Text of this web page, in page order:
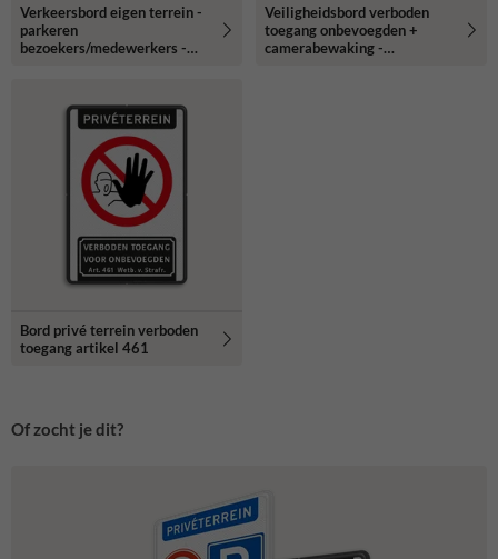
Verkeersbord eigen terrein -
parkeren
bezoekers/medewerkers -
Veiligheidsbord verboden
toegang onbevoegden +
camerabewaking -
Bord privé terrein verboden
toegang artikel 461
Of zocht je dit?